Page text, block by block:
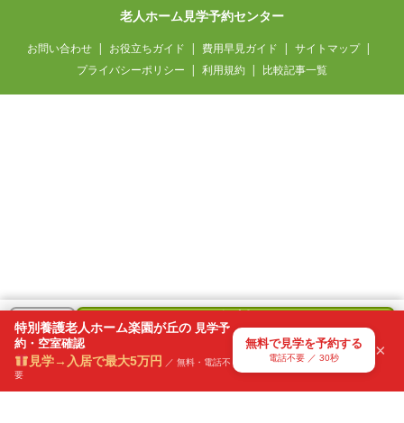
＋
気になる
リスト
無料
で
見学を予約
電話不要・30秒で送信
老人ホーム見学予約センター
お問い合わせ お役立ちガイド 費用早見ガイド
サイトマップ
プライバシーポリシー
利用規約 比較記事一覧
7分前
特別養護老人ホーム楽園が丘の 見学予
約・空室確認
見学→入居で最大5万円
／ 無料・電話不
要
無料で見学を予約する
電話不要 ／ 30秒 ×